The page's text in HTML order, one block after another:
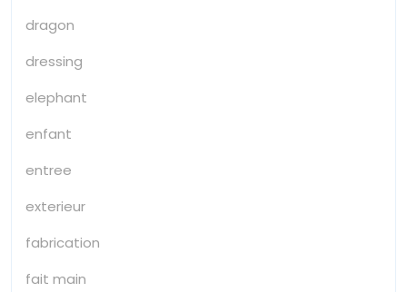
dragon
dressing
elephant
enfant
entree
exterieur
fabrication
fait main